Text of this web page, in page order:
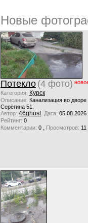
Новые
Потекло (4 фото)
Категория: Курск
Описание: Канализация во
Серёгина 51.
Автор: 46ghost Дата: 05.08.2026
Рейтинг: 0
Комментарии: 0 , Просмотров: 11